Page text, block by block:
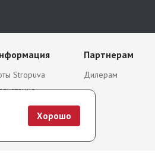
Stropuva
Партнерам
Дилерам
Хорошо